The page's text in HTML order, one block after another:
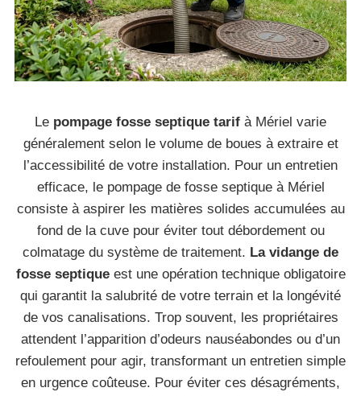
Le pompage fosse septique tarif à Mériel varie
généralement selon le volume de boues à extraire et
l’accessibilité de votre installation. Pour un entretien
efficace, le pompage de fosse septique à Mériel
consiste à aspirer les matières solides accumulées au
fond de la cuve pour éviter tout débordement ou
colmatage du système de traitement. La vidange de
fosse septiqueest une opération technique obligatoire
qui garantit la salubrité de votre terrain et la longévité
de vos canalisations. Trop souvent, les propriétaires
attendent l’apparition d’odeurs nauséabondes ou d’un
refoulement pour agir, transformant un entretien simple
en urgence coûteuse. Pour éviter ces désagréments,